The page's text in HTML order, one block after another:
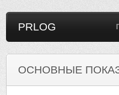
PRLOG
ОСНОВНЫЕ